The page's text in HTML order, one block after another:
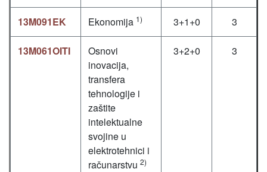
13M091EK Ekonomija 1) 3+1+0 3
13M061OITI
Osnovi
inovacija,
transfera
tehnologije i
zaštite
intelektualne
svojine u
elektrotehnici i
računarstvu 2)
3+2+0 3